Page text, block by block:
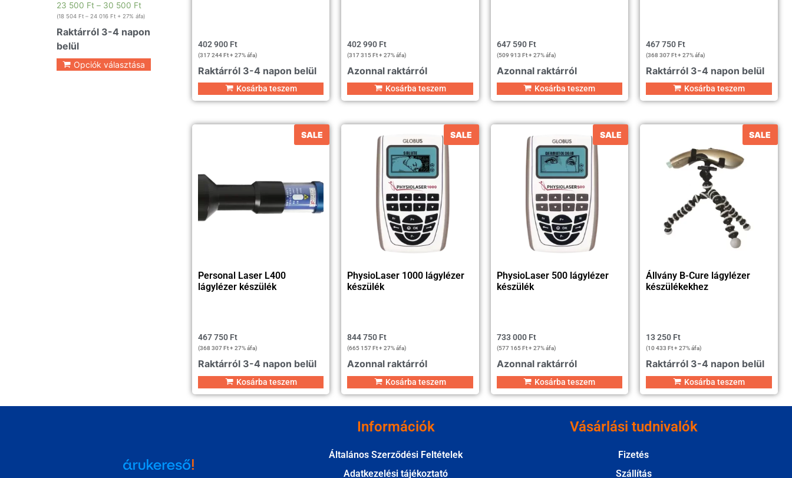
23 500 Ft – 30 500 Ft
(18 504 Ft – 24 016 Ft + 27% áfa)
Raktárról 3-4 napon
belül
Opciók választása
402 900 Ft
(317 244Ft+ 27% áfa)
Raktárról 3-4 napon belül
Kosárba teszem
402 990 Ft
(317 315Ft+ 27% áfa)
Azonnal raktárról
Kosárba teszem
647 590 Ft
(509 913 Ft+ 27% áfa)
Azonnal raktárról
Kosárba teszem
467 750 Ft
(368 307Ft+ 27% áfa)
Raktárról 3-4 napon belül
Kosárba teszem
SALE
Personal Laser L400
lágylézer készülék
467 750 Ft
(368 307 Ft+ 27% áfa)
Raktárról 3-4 napon belül
Kosárba teszem
SALE
PhysioLaser 1000 lágylézer
készülék
844 750 Ft
(665 157 Ft+ 27% áfa)
Azonnal raktárról
Kosárba teszem
SALE
PhysioLaser 500 lágylézer
készülék
733 000 Ft
(577 165 Ft+ 27% áfa)
Azonnal raktárról
Kosárba teszem
SALE
Állvány B-Cure lágylézer
készülékekhez
13 250 Ft
(10 433 Ft+ 27% áfa)
Raktárról 3-4 napon belül
Kosárba teszem
Információk
Általános Szerződési Feltételek
Adatkezelési tájékoztató
Vásárlási tudnivalók
Fizetés
Szállítás